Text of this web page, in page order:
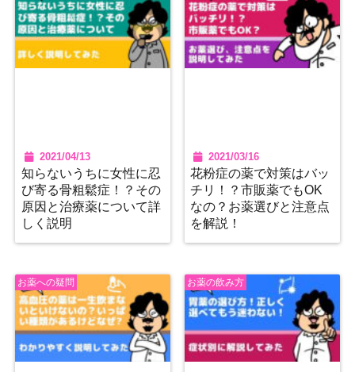
2021/04/13
知らないうちに女性に忍
び寄る骨粗鬆症！？その
原因と治療薬について詳
しく説明
2021/03/16
花粉症の薬で対策はバッ
チリ！？市販薬でもOK
なの？お薬選びと注意点
を解説！
お薬への疑問 お薬の飲み方